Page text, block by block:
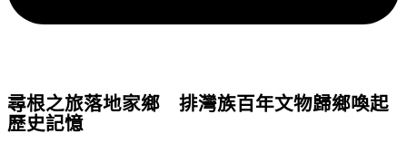
尋根之旅落地家鄉 排灣族百年文物歸鄉喚起
歷史記憶